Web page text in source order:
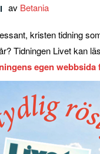
av Betania
kristen tidning
Tidningen Livet kan
egen